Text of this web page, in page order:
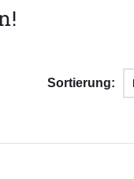
Sortierung: